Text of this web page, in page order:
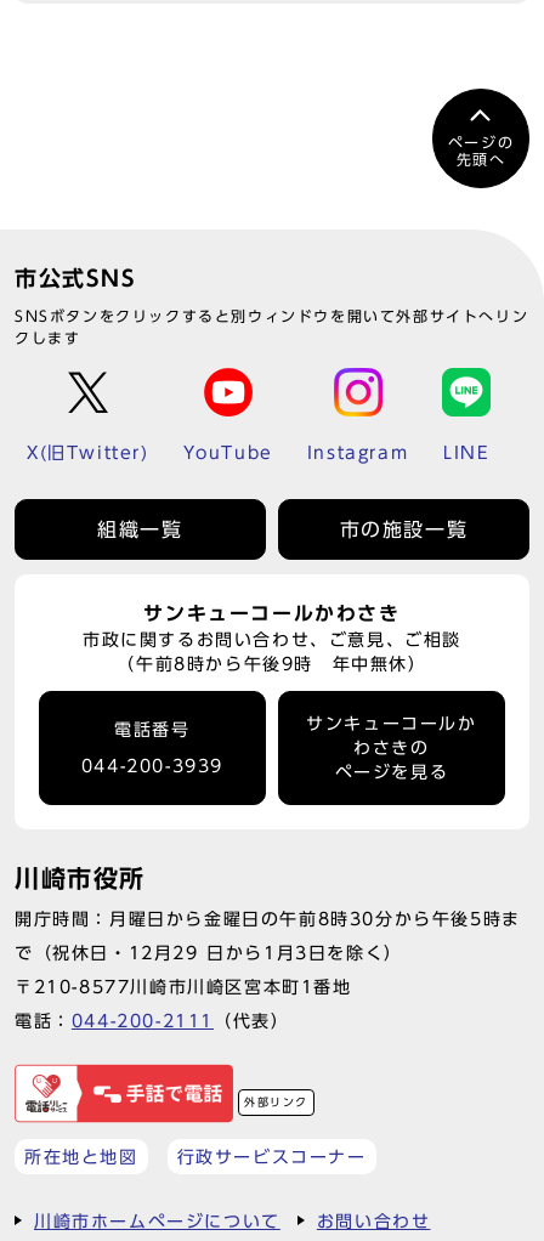
ページの
先頭へ
市公式SNS
SNSボタンをクリックすると別ウィンドウを開いて外部サイトへリン
クします
X(旧Twitter) YouTube Instagram LINE
組織一覧 市の施設一覧
サンキューコールかわさき
市政に関するお問い合わせ、ご意見、ご相談
（午前8時から午後9時 年中無休）
電話番号
044-200-3939
サンキューコールか
わさきの
ページを見る
川崎市役所
開庁時間：月曜日から金曜日の午前8時30分から午後5時ま
で（祝休日・12月29 日から1月3日を除く）
〒210-8577川崎市川崎区宮本町1番地
電話： 044-200-2111 （代表）
外部リンク
所在地と地図 行政サービスコーナー
川崎市ホームページについて お問い合わせ